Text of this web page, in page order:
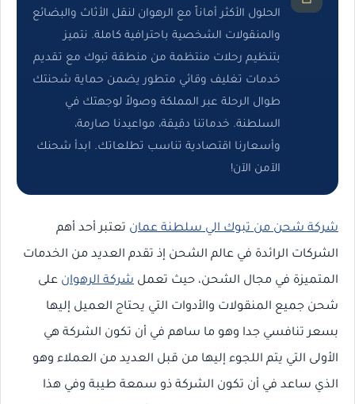
الحلول الأكثر أماناً مع الرهوان لنقل الأثاث والبضائع
والمنقولات الشخصية باحترافية كاملة. نتميز
بتنظيم رحلات منتظمة من منطقة تبوك مع تقديم
خدمات تغليف وقائي متطور يضمن حماية شحنتك
طوال الرحلة عبر المملكة وصولاً لوجهتك في
السلطنة. خدماتنا دقيقة، مواعيدنا صارمة،
وأسعارنا اقتصادية تناسب تطلعاتك. ابدأ شحنك
الآمن الآن!
شركة شحن من تبوك الي سلطنة عمان تعتبر أحد أهم
الشركات الرائدة في عالم الشحن إذ تقدم العديد من الخدمات
المتميزة في مجال الشحن، حيث تعمل شركة الرهوان على
شحن جميع المنقولات والأدوات التي يحتاج العميل إليها
بسعر تنافسي جدا وهو ما ساهم في أن تكون الشركة هي
الأولى التي يتم اللجوء إليها من قبل العديد من العملاء وهو
الذي ساعد في أن تكون الشركة ذو سمعة طيبة وفي هذا